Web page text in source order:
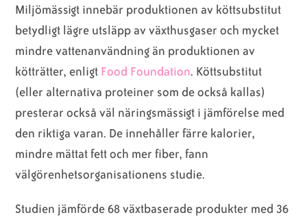
Miljömässigt innebär produktionen av köttsubstitut
betydligt lägre utsläpp av växthusgaser och mycket
mindre vattenanvändning än produktionen av
kötträtter, enligt Food Foundation. Köttsubstitut
(eller alternativa proteiner som de också kallas)
presterar också väl näringsmässigt i jämförelse med
den riktiga varan. De innehåller färre kalorier,
mindre mättat fett och mer fiber, fann
välgörenhetsorganisationens studie.
Studien jämförde 68 växtbaserade produkter med 36